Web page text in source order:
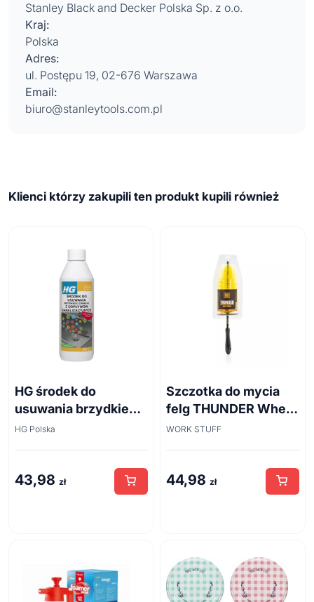
Stanley Black and Decker Polska Sp. z o.o.
Kraj:
Polska
Adres:
ul. Postępu 19, 02-676 Warszawa
Email:
biuro@stanleytools.com.pl
Klienci którzy zakupili ten produkt kupili również
HG środek do
usuwania brzydkiego
zapachu z odpływów
HG Polska
43,98 zł
Szczotka do mycia
felg THUNDER Wheel
Brush 45cm
WORK STUFF
44,98 zł